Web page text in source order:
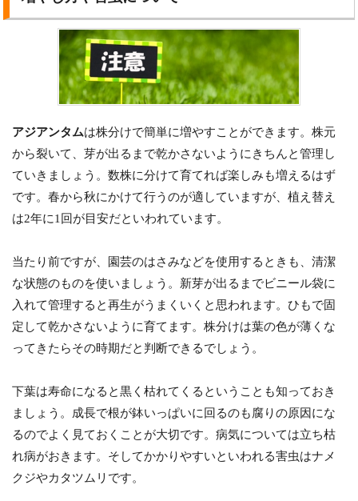
アジアンタムは株分けで簡単に増やすことができます。株元
から裂いて、芽が出るまで乾かさないようにきちんと管理し
ていきましょう。数株に分けて育てれば楽しみも増えるはず
です。春から秋にかけて行うのが適していますが、植え替え
は2年に1回が目安だといわれています。
当たり前ですが、園芸のはさみなどを使用するときも、清潔
な状態のものを使いましょう。新芽が出るまでビニール袋に
入れて管理すると再生がうまくいくと思われます。ひもで固
定して乾かさないように育てます。株分けは葉の色が薄くな
ってきたらその時期だと判断できるでしょう。
下葉は寿命になると黒く枯れてくるということも知っておき
ましょう。成長で根が鉢いっぱいに回るのも腐りの原因にな
るのでよく見ておくことが大切です。病気については立ち枯
れ病がおきます。そしてかかりやすいといわれる害虫はナメ
クジやカタツムリです。